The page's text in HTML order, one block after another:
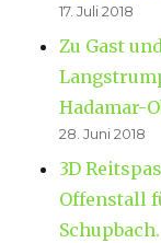
17. Juli 2018
Zu Gast
Hadamar-
28. Juni 2018
3D
Offenstall
Schupbach.